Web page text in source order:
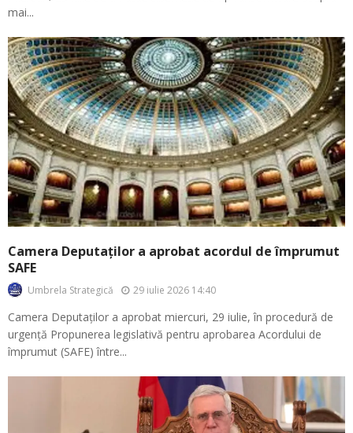
mai...
Camera Deputaților a aprobat acordul de împrumut
SAFE
Umbrela Strategică 29 iulie 2026 14:40
Camera Deputaților a aprobat miercuri, 29 iulie, în procedură de
urgență Propunerea legislativă pentru aprobarea Acordului de
împrumut (SAFE) între...